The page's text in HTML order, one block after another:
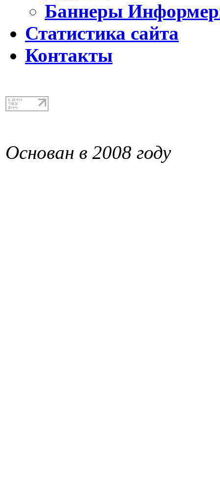
Баннеры
Статистика сайта
Контакты
Основан в 2008 году